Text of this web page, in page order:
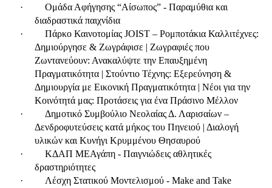
·
Ομάδα Αφήγησης “Αίσωπος” - Παραμύθια και
διαδραστικά παιχνίδια
·
Πάρκο Καινοτομίας JOIST – Ρομποτάκια Καλλιτέχνες:
Δημιούργησε & Ζωγράφισε | Ζωγραφιές που
Ζωντανεύουν: Ανακαλύψτε την Επαυξημένη
Πραγματικότητα | Στούντιο Τέχνης: Εξερεύνηση &
Δημιουργία με Εικονική Πραγματικότητα | Νέοι για την
Κοινότητά μας: Προτάσεις για ένα Πράσινο Μέλλον
·
Δημοτικό Συμβούλιο Νεολαίας Δ. Λαρισαίων –
Δενδροφυτεύσεις κατά μήκος του Πηνειού | Διαλογή
υλικών και Κυνήγι Κρυμμένου Θησαυρού
·
ΚΔΑΠ ΜΕΑγάπη - Παιγνιώδεις αθλητικές
δραστηριότητες
·
Λέσχη Στατικού Μοντελισμού - Make and Take